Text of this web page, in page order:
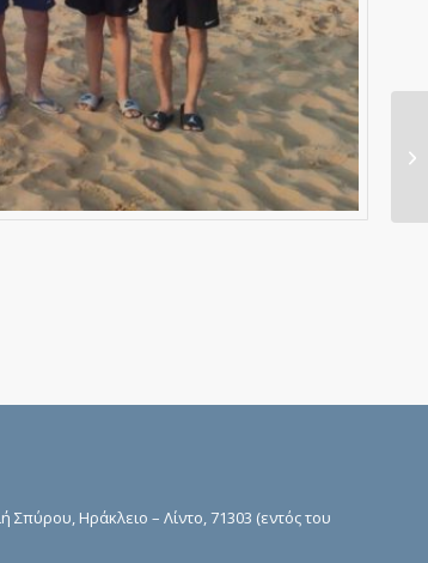
Ηράκλειο – Λίντο, 71303 (εντός του